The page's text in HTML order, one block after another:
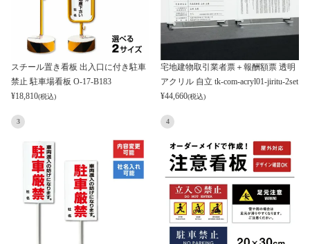
スチール置き看板 出入口に付き駐車
禁止 駐車場看板 O-17-B183
¥18,810(税込)
宅地建物取引業者票＋報酬額票 透明
アクリル 自立 tk-com-acryl01-jiritu-2set
¥44,660(税込)
3 4